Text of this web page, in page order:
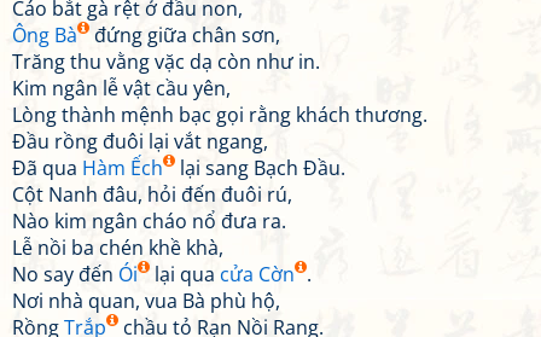
Cáo bắt gà rệt ở đầu non,
Ông Bà
đứng giữa chân sơn,
Trăng thu vằng vặc dạ còn như in.
Kim ngân lễ vật cầu yên,
Lòng thành mệnh bạc gọi rằng khách thương.
Đầu rồng đuôi lại vắt ngang,
Đã qua Hàm Ếch
lại sang Bạch Đầu.
Cột Nanh đâu, hỏi đến đuôi rú,
Nào kim ngân cháo nổ đưa ra.
Lễ nồi ba chén khề khà,
No say đến Ói lại qua cửa Cờn .
Nơi nhà quan, vua Bà phù hộ,
RồngTrắp
chầu tỏ Rạn Nồi Rang.